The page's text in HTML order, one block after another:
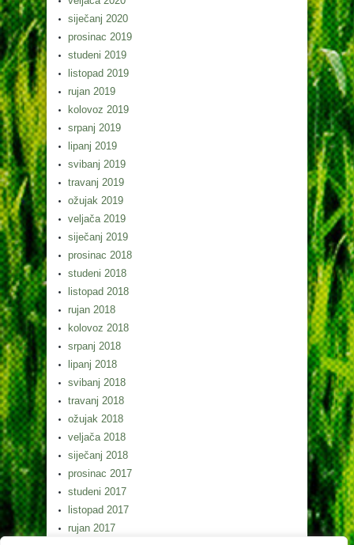
siječanj 2020
prosinac 2019
studeni 2019
listopad 2019
rujan 2019
kolovoz 2019
srpanj 2019
lipanj 2019
svibanj 2019
travanj 2019
ožujak 2019
veljača 2019
siječanj 2019
prosinac 2018
studeni 2018
listopad 2018
rujan 2018
kolovoz 2018
srpanj 2018
lipanj 2018
svibanj 2018
travanj 2018
ožujak 2018
veljača 2018
siječanj 2018
prosinac 2017
studeni 2017
listopad 2017
rujan 2017